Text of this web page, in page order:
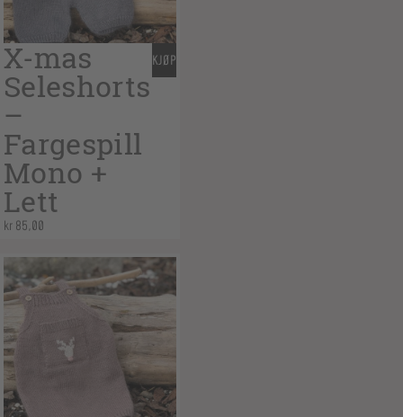
X-mas
Seleshorts
–
Fargespill
Mono +
Lett
kr 85,00
KJØP